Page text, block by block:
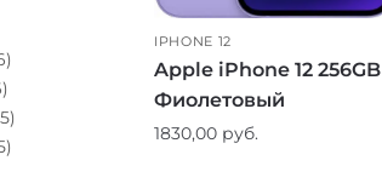
IPHONE 12
Apple iPhone 12 256GB
Фиолетовый
1830,00 руб.